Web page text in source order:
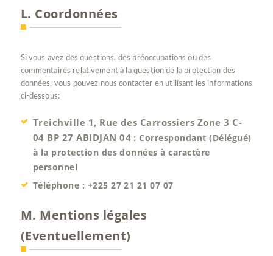
L. Coordonnées
Si vous avez des questions, des préoccupations ou des
commentaires relativement à la question de la protection des
données, vous pouvez nous contacter en utilisant les informations
ci-dessous:
Treichville 1, Rue des Carrossiers Zone 3 C-
04 BP 27 ABIDJAN 04 : Correspondant (Délégué)
à la protection des données à caractère
personnel
Téléphone : +225 27 21 21 07 07
M. Mentions légales
(Eventuellement)